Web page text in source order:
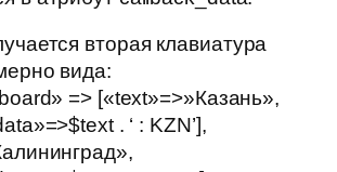
вторая клавиатура
вида:
=> [«text»=>»Казань»,
. ‘ : KZN’],